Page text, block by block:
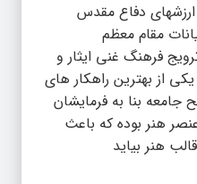
دفاع مقدس
مقام معظم
فرهنگ غنی ایثار و
از بهترین راهکار های
بنا به فرمایشان
هنر بوده که باعث
هنر بیاید